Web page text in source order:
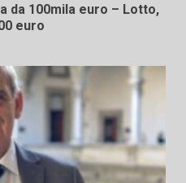
da 100mila euro – Lotto,
euro